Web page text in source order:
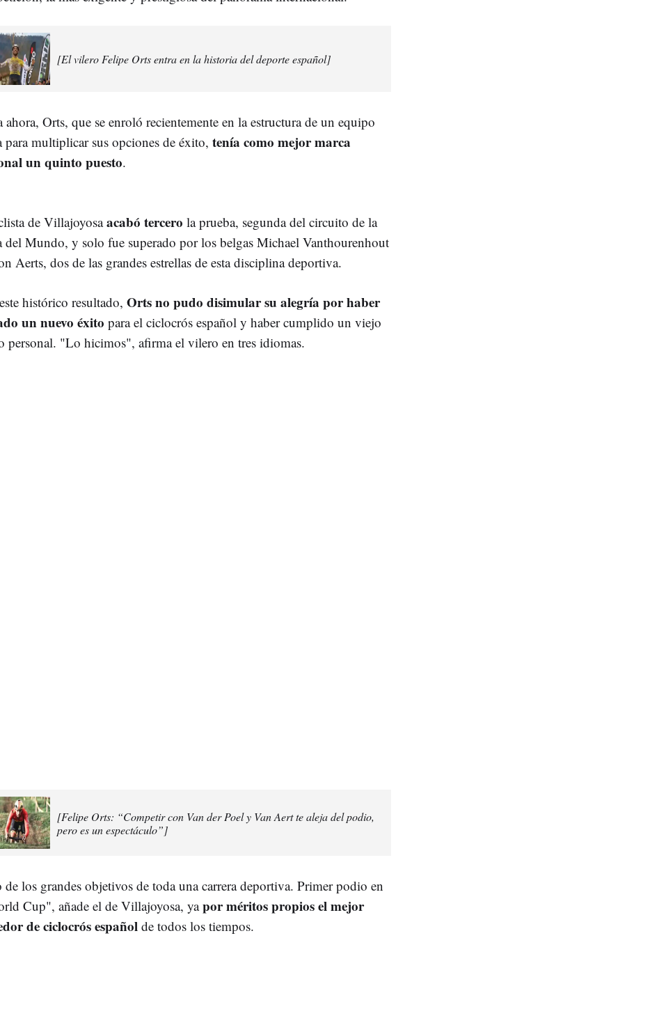
[El vilero Felipe Orts entra en la historia del deporte español]
ahora, Orts, que se enroló recientemente en la estructura de un equipo
para multiplicar sus opciones de éxito, tenía como mejor marca
un quinto puesto.
de Villajoyosaacabó tercero la prueba, segunda del circuito de la
del Mundo, y solo fue superado por los belgas Michael Vanthourenhout
Aerts, dos de las grandes estrellas de esta disciplina deportiva.
histórico resultado, Orts no pudo disimular su alegría por haber
un nuevo éxito para el ciclocrós español y haber cumplido un viejo
personal. "Lo hicimos", afirma el vilero en tres idiomas.
[Felipe Orts: “Competir con Van der Poel y Van Aert te aleja del podio,
pero es un espectáculo”]
de los grandes objetivos de toda una carrera deportiva. Primer podio en
Cup", añade el de Villajoyosa, yapor méritos propios el mejor
de ciclocrós español de todos los tiempos.